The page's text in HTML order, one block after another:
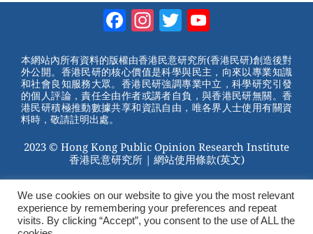
st b
o
o
k
tt
er
Facebook
Instagram
Twitter
本網站內所有資料的版權由香港民意研究所(香港民研)創造後對
外公開。香港民研的核心價值是科學與民主，向來以專業知識
和社會良知服務大眾。香港民研強調專業中立，科學研究引發
的個人評論，責任全由作者或講者自負，與香港民研無關。香
港民研積極推動數據共享和資訊自由，唯各界人士使用有關資
料時，敬請註明出處。
2023 © Hong Kong Public Opinion Research Institute
香港民意研究所 | 網站使用條款(英文)